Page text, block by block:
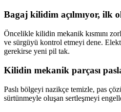
Bagaj kilidim açılmıyor, ilk
Öncelikle kilidin mekanik kısmını
ve sürgüyü kontrol etmeyi dene.
gerekirse yeni pil tak.
Kilidin mekanik parçası
Paslı bölgeyi nazikçe temizle, pas
sürtünmeyle oluşan sertleşmeyi